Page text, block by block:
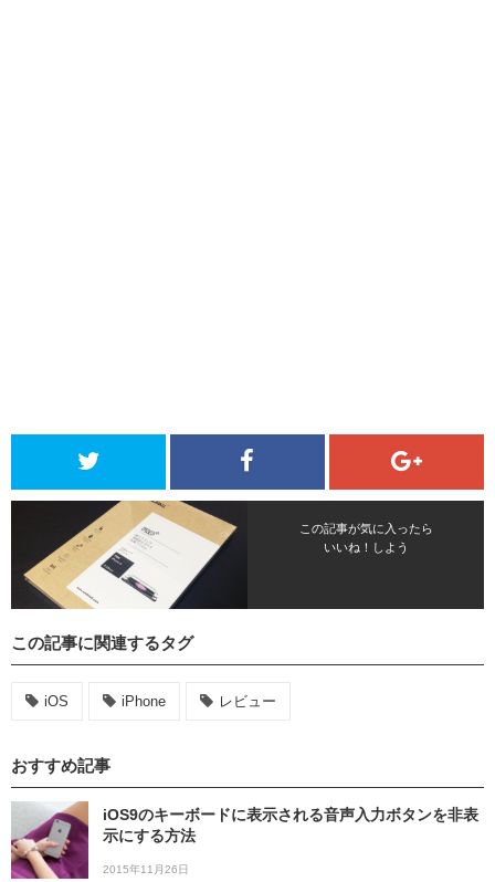
この記事が気に入ったら
いいね！しよう
この記事に関連するタグ
iOS iPhone レビュー
おすすめ記事
iOS9のキーボードに表示される音声入力ボタンを非表
示にする方法
2015年11月26日